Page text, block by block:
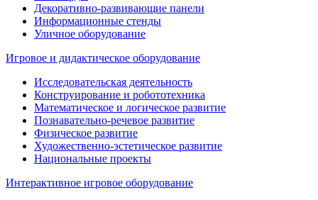
Декоративно-развивающие панели
Информационные стенды
Уличное оборудование
Игровое и дидактическое оборудование
Исследовательская деятельность
Конструирование и робототехника
Математическое и логическое развитие
Познавательно-речевое развитие
Физическое развитие
Художественно-эстетическое развитие
Национальные проекты
Интерактивное игровое оборудование